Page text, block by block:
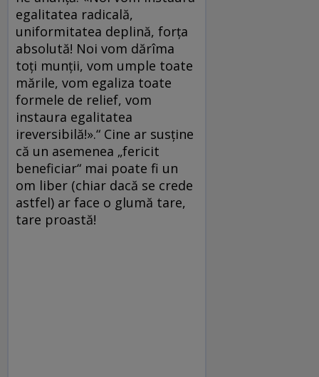
egalitatea radicală,
uniformitatea deplină, forţa
absolută! Noi vom dărîma
toţi munţii, vom umple toate
mările, vom egaliza toate
formele de relief, vom
instaura egalitatea
ireversibilă!».“ Cine ar susţine
că un asemenea „fericit
beneficiar“ mai poate fi un
om liber (chiar dacă se crede
astfel) ar face o glumă tare,
tare proastă!